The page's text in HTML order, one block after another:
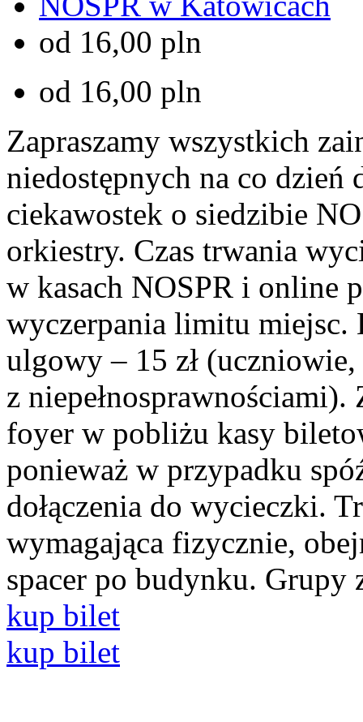
od 16,00 pln
od 16,00 pln
Zapraszamy wszystkich
niedostępnych na co
ciekawostek o siedzibie
orkiestry. Czas trwania
w kasach NOSPR i online
wyczerpania limitu miejsc.
ulgowy – 15 zł
z
foyer w pobliżu kasy
ponieważ w przypadku
dołączenia do wycieczki.
wymagająca fizycznie,
spacer po budynku. Grupy
kup bilet
kup bilet